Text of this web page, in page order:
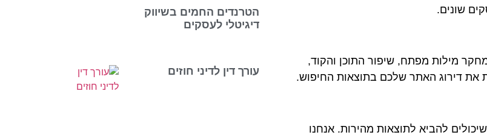
שונים.
מילות מפתח, שיפור התוכן והקוד,
את דירוג האתר שלכם בתוצאות החיפוש.
להביא לתוצאות מהירות. אנחנו
הטרנדים החמים בשיווק
דיגיטלי לעסקים
עורך דין לדיני חוזים